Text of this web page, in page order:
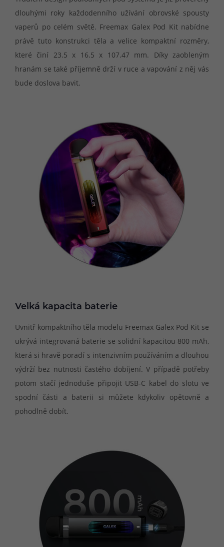
dlouhými roky každodenního užívání obrovské spousty
vaperů po celém světě. Freemax Galex Pod Kit nabídne
právě tuto konstrukci těla a velice kompaktní rozměry,
které činí 23.5 x 16.5 x 107.47 mm. Díky zaobleným
hranám se také příjemně drží v ruce a vapování z něj vás
bude doslova bavit.
Velká kapacita baterie
Uvnitř kompaktního těla modelu Freemax Galex Pod Kit se
ukrývá integrovaná baterie se solidní kapacitou 800 mAh,
která si hravě poradí s intenzivním používáním a dlouhou
výdrží bez nutnosti častého dobíjení. V případě potřeby
potom stačí jednoduše připojit USB-C kabel do slotu ve
spodní části a baterii si můžete kdykoliv opětovně a
pohodlně dobít.